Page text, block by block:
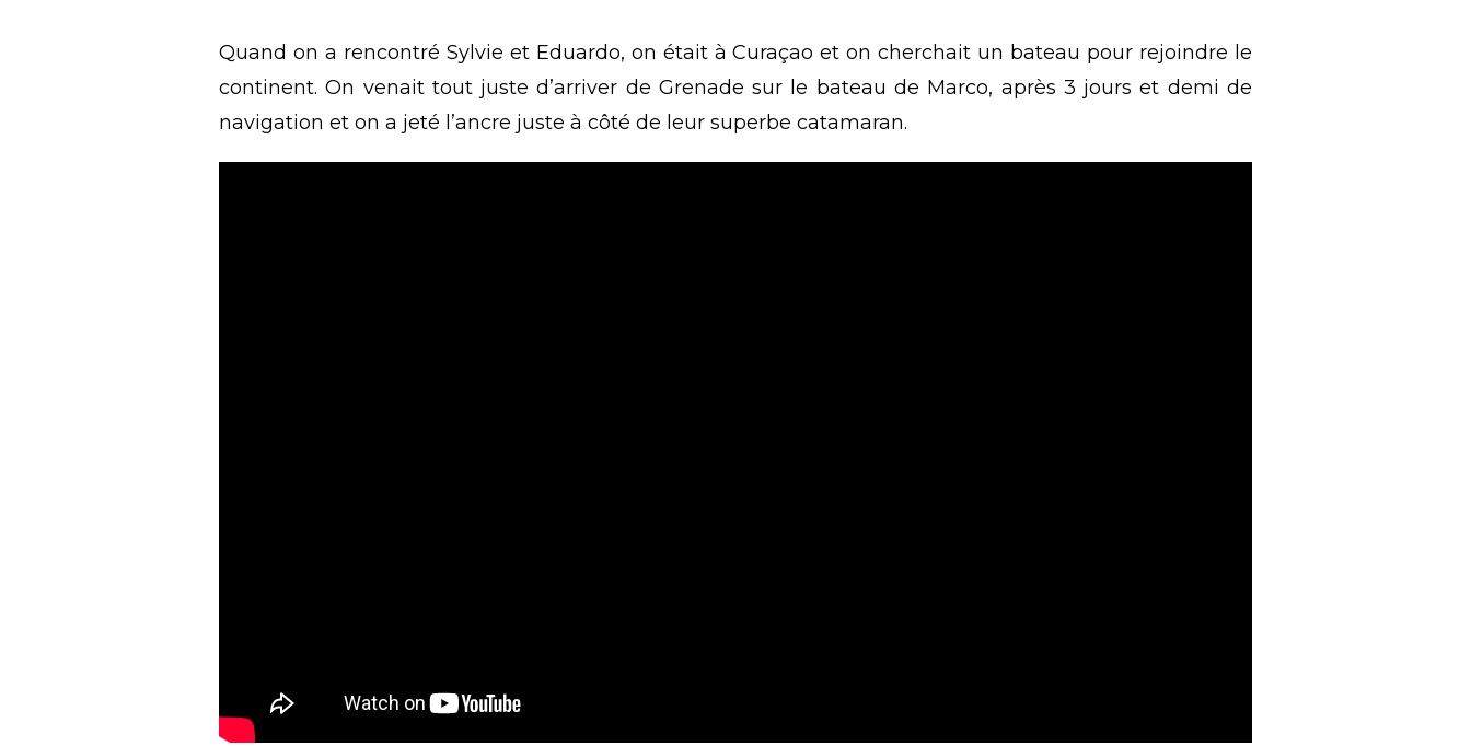
Quand on a rencontré Sylvie et Eduardo, on était à Curaçao et on cherchait un bateau pour rejoindre le
continent. On venait tout juste d’arriver de Grenade sur le bateau de Marco, après 3 jours et demi de
navigation et on a jeté l’ancre juste à côté de leur superbe catamaran.